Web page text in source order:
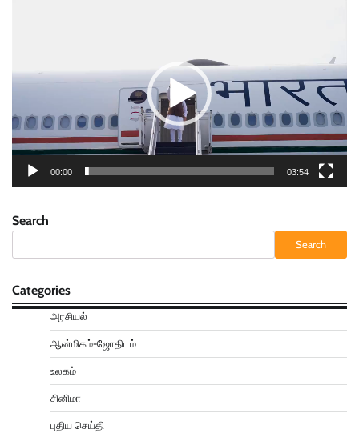
00:00 03:54
Search
Search
Categories
அரசியல்
ஆன்மிகம்-ஜோதிடம்
உலகம்
சினிமா
புதிய செய்தி